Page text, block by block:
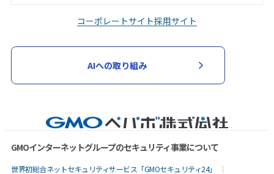
コーポレートサイト採用サイト
AIへの取り組み
GMOインターネットグループのセキュリティ事業について
世界初総合ネットセキュリティサービス「GMOセキュリティ24」